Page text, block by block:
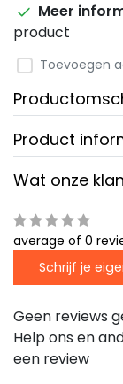
Meer
product
Toevoegen
Product
Wat onze
average of 0
Schrijf je
Geen reviews
Help ons en
een review